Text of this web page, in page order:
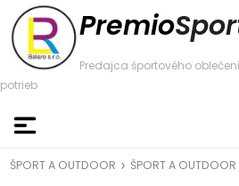
Premio
Predajca športového
potrieb
ŠPORT A OUTDOOR ŠPORT A OUTDOOR